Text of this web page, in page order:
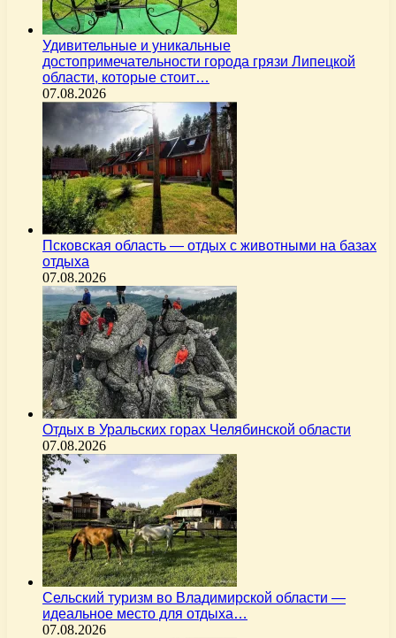
Удивительные и уникальные
достопримечательности города грязи Липецкой
области, которые стоит…
07.08.2026
Псковская область — отдых с животными на базах
отдыха
07.08.2026
Отдых в Уральских горах Челябинской области
07.08.2026
Сельский туризм во Владимирской области —
идеальное место для отдыха…
07.08.2026